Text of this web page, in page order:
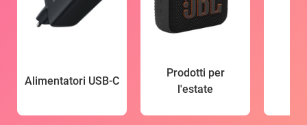
Alimentatori USB-C
Prodotti per
l'estate